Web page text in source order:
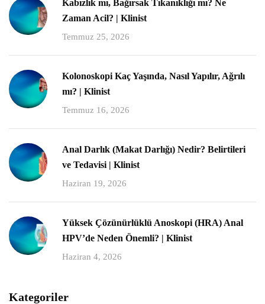
Kabızlık mı, Bağırsak Tıkanıklığı mı? Ne
Zaman Acil? | Klinist
Temmuz 25, 2026
Kolonoskopi Kaç Yaşında, Nasıl Yapılır, Ağrılı
mı? | Klinist
Temmuz 16, 2026
Anal Darlık (Makat Darlığı) Nedir? Belirtileri
ve Tedavisi | Klinist
Haziran 19, 2026
Yüksek Çözünürlüklü Anoskopi (HRA) Anal
HPV’de Neden Önemli? | Klinist
Haziran 4, 2026
Kategoriler